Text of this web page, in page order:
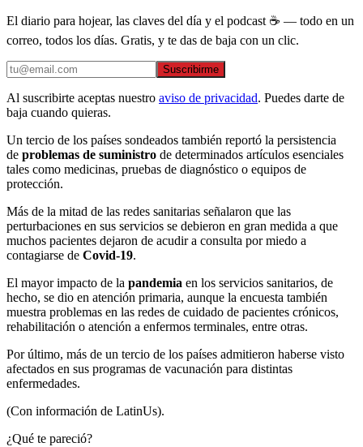
El diario para hojear, las claves del día y el podcast ☕ — todo en un
correo, todos los días. Gratis, y te das de baja con un clic.
Suscribirme
Al suscribirte aceptas nuestro aviso de privacidad. Puedes darte de
baja cuando quieras.
Un tercio de los países sondeados también reportó la persistencia
de problemas de suministro de determinados artículos esenciales
tales como medicinas, pruebas de diagnóstico o equipos de
protección.
Más de la mitad de las redes sanitarias señalaron que las
perturbaciones en sus servicios se debieron en gran medida a que
muchos pacientes dejaron de acudir a consulta por miedo a
contagiarse de Covid-19.
El mayor impacto de la pandemia en los servicios sanitarios, de
hecho, se dio en atención primaria, aunque la encuesta también
muestra problemas en las redes de cuidado de pacientes crónicos,
rehabilitación o atención a enfermos terminales, entre otras.
Por último, más de un tercio de los países admitieron haberse visto
afectados en sus programas de vacunación para distintas
enfermedades.
(Con información de LatinUs).
¿Qué te pareció?